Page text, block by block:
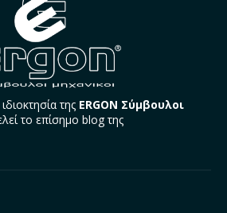
ιδιοκτησία της ERGON Σύμβουλοι
το επίσημο blog της